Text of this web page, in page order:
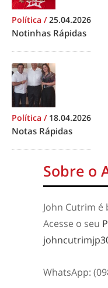
Política /25.04.2026
Notinhas Rápidas
Política / 18.04.2026
Notas Rápidas
Sobre o
John Cutrim é
Acesse o seu
WhatsApp: